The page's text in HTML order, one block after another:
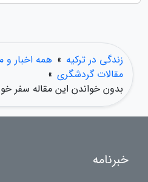
زندگی در ترکیه » همه اخبار و
مقالات گردشگری »
بدون خواندن این مقاله سفر
خبرنامه